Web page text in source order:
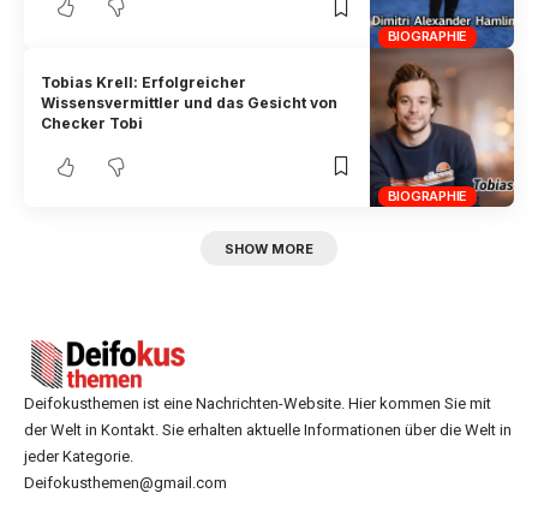
BIOGRAPHIE
BIOGRAPHIE
Tobias Krell: Erfolgreicher
Wissensvermittler und das Gesicht von
Checker Tobi
SHOW MORE
Deifokusthemen ist eine Nachrichten-Website. Hier kommen Sie mit
der Welt in Kontakt. Sie erhalten aktuelle Informationen über die Welt in
jeder Kategorie.
Deifokusthemen@gmail.com